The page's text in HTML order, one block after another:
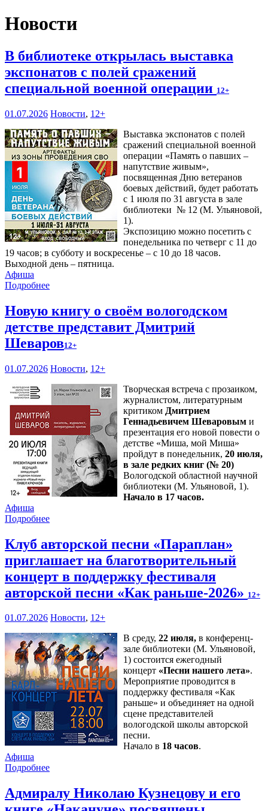
Новости
В библиотеке открылась выставка
экспонатов с полей сражений
специальной военной операции 12+
01.07.2026 Новости, 12+
Выставка экспонатов с полей
сражений специальной военной
операции «Память о павших –
напутствие живым»,
посвященная Дню ветеранов
боевых действий, будет работать
с 1 июля по 31 августа в зале
библиотеки № 12 (М. Ульяновой,
1).
Экспозицию можно посетить с
понедельника по четверг с 11 до
19 часов; в субботу и воскресенье – с 10 до 18 часов.
Выходной день – пятница.
Афиша
Подробнее
Новую книгу о своём вологодском
детстве представит Дмитрий
Шеваров12+
01.07.2026 Новости, 12+
Творческая встреча с прозаиком,
журналистом, литературным
критиком Дмитрием
Геннадьевичем Шеваровым и
презентация его новой повести о
детстве «Миша, мой Миша»
пройдут в понедельник, 20 июля,
в зале редких книг (№ 20)
Вологодской областной научной
библиотеки (М. Ульяновой, 1).
Начало в 17 часов.
Афиша
Подробнее
Клуб авторской песни «Параплан»
приглашает на благотворительный
концерт в поддержку фестиваля
авторской песни «Как раньше-2026» 12+
01.07.2026 Новости, 12+
В среду, 22 июля, в конференц-
зале библиотеки (М. Ульяновой,
1) состоится ежегодный
концерт «Песни нашего лета».
Мероприятие проводится в
поддержку фестиваля «Как
раньше» и объединяет на одной
сцене представителей
вологодской школы авторской
песни.
Начало в 18 часов.
Афиша
Подробнее
Адмиралу Николаю Кузнецову и его